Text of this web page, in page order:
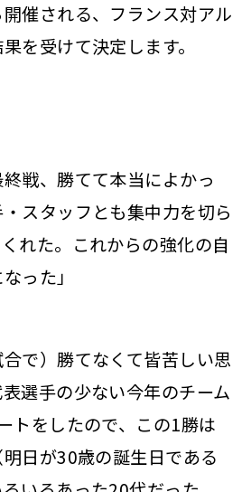
開催される、フランス対アル
を受けて決定します。
終戦、勝てて本当によかっ
スタッフとも集中力を切ら
れた。これからの強化の自
った」
合で）勝てなくて皆苦しい思
選手の少ない今年のチーム
トをしたので、この1勝は
日が30歳の誕生日である